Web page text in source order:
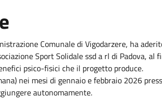
Comunale di Vigodarzere, ha
Sport Solidale ssd a rl di Padova,
psico-fisici che il progetto produce.
nei mesi di gennaio e febbraio 2026
autonomamente.